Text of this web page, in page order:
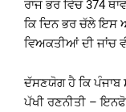
ਰਾਜ ਭਰ ਵਿੱਚ 374
ਕਿ ਦਿਨ ਭਰ ਚੱਲੇ ਇਸ
ਵਿਅਕਤੀਆਂ ਦੀ ਜਾਂਚ
ਦੱਸਣਯੋਗ ਹੈ ਕਿ ਪੰਜਾਬ
ਪੱਖੀ ਰਣਨੀਤੀ –